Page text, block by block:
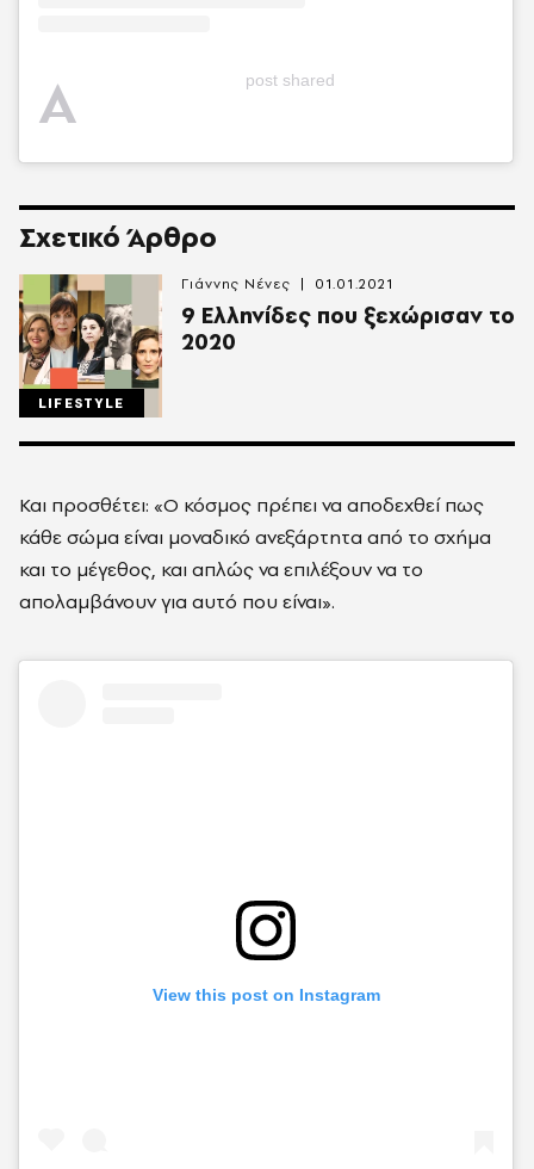
A post shared
Σχετικό Άρθρο
LIFESTYLE
9 Ελληνίδες που ξεχώρισαν το
2020
Γιάννης Νένες 01.01.2021
Και προσθέτει: «Ο κόσμος πρέπει να αποδεχθεί πως
κάθε σώμα είναι μοναδικό ανεξάρτητα από το σχήμα
και το μέγεθος, και απλώς να επιλέξουν να το
απολαμβάνουν για αυτό που είναι».
View this post on Instagram